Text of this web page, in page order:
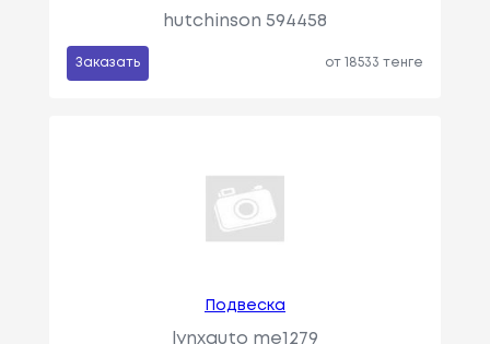
hutchinson 594458
Заказать от 18533 тенге
Подвеска
lynxauto me1279